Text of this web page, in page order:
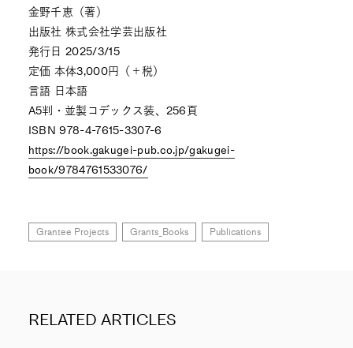
金野千恵（著）
出版社 株式会社学芸出版社
発行日 2025/3/15
定価 本体3,000円（＋税）
言語 日本語
A5判・並製コデックス装、256頁
ISBN 978-4-7615-3307-6
https://book.gakugei-pub.co.jp/gakugei-
book/9784761533076/
Grantee Projects Grants_Books Publications
RELATED ARTICLES